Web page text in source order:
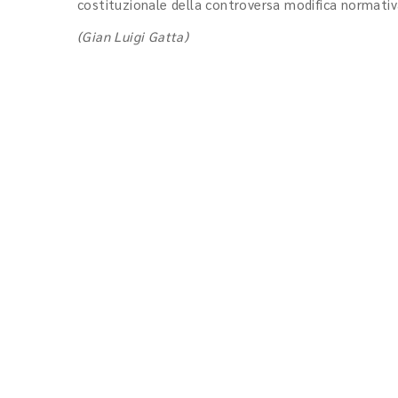
costituzionale della controversa modifica
(Gian Luigi Gatta)